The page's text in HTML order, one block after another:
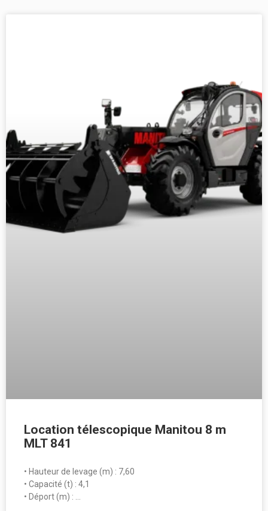
Location télescopique Manitou 8 m
MLT 841
• Hauteur de levage (m) : 7,60
• Capacité (t) : 4,1
• Déport (m) : …